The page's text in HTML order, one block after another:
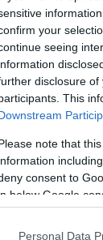
your
seeing
disclosure of
This
note that
consent to
below Google
Personal Data
Μουρτζούκου
τα βρέφη,
ο δικηγόρος της